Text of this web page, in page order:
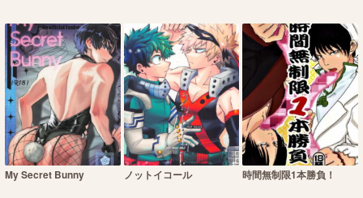
My Secret Bunny ノットイコール 時間無制限1本勝負！